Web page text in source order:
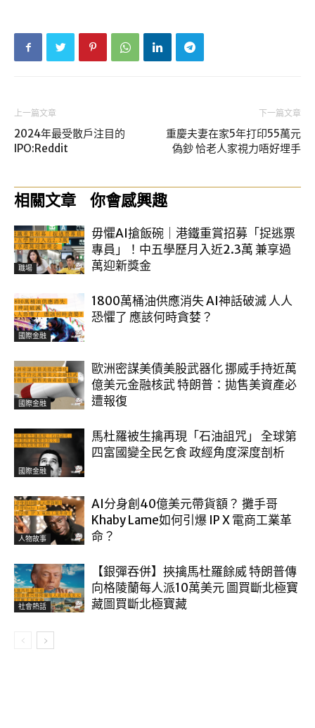
上一篇文章
2024年最受散戶注目的
IPO:Reddit
下一篇文章
重慶夫妻在家5年打印55萬元
偽鈔 恰老人家視力唔好埋手
相關文章 你會感興趣
職場
毋懼AI搶飯碗｜港鐵重賞招募「捉逃票
專員」！中五學歷月入近2.3萬 兼享過
萬迎新獎金
國際金融
1800萬桶油供應消失 AI神話破滅 人人
恐懼了 應該何時貪婪？
國際金融
歐洲密謀美債美股武器化 挪威手持近萬
億美元金融核武 特朗普：拋售美資產必
遭報復
國際金融
馬杜羅被生擒再現「石油詛咒」 全球第
四富國變全民乞食 政經角度深度剖析
人物故事
AI分身創40億美元帶貨額？ 攤手哥
Khaby Lame如何引爆 IP X 電商工業革
命？
社會熱話
【銀彈吞併】挾擒馬杜羅餘威 特朗普傳
向格陵蘭每人派10萬美元 圖買斷北極寶
藏圖買斷北極寶藏